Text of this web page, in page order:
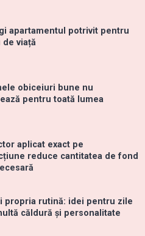
apartamentul potrivit pentru
viață
obiceiuri bune nu
pentru toată lumea
aplicat exact pe
reduce cantitatea de fond
propria rutină: idei pentru zile
căldură și personalitate